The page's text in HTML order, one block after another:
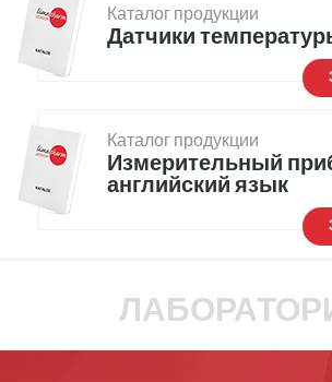
Каталог продукции
Датчики
Каталог продукции
Измерительный
английский язык